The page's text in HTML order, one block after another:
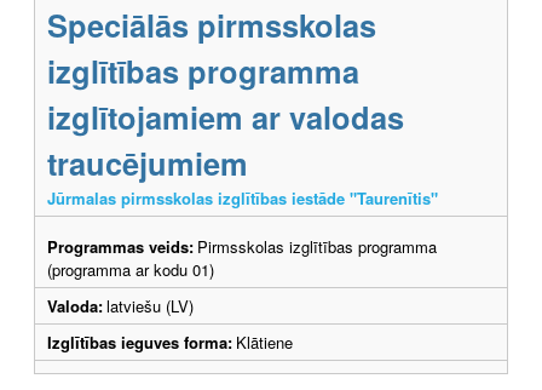
Speciālās pirmsskolas
izglītības programma
izglītojamiem ar valodas
traucējumiem
Jūrmalas pirmsskolas izglītības iestāde "Taurenītis"
Programmas veids: Pirmsskolas izglītības programma
(programma ar kodu 01)
Valoda:latviešu (LV)
Izglītības ieguves forma: Klātiene